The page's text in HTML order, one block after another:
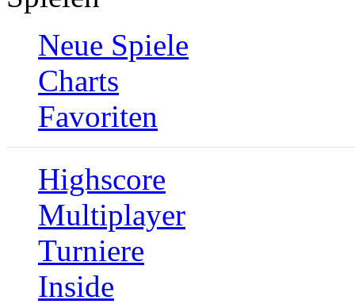
Neue Spiele
Charts
Favoriten
Highscore
Multiplayer
Turniere
Inside